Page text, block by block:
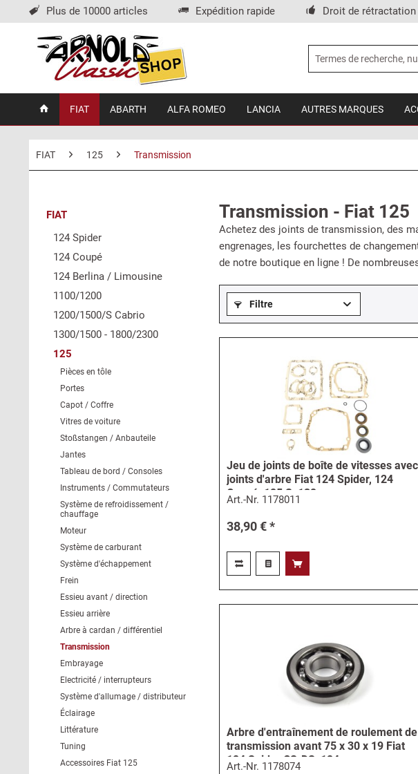
Plus de 10000 articles Expédition rapide Droit de rétractation
FIAT ABARTH ALFA ROMEO LANCIA AUTRES MARQUES
FIAT 125 Transmission
FIAT
124 Spider
124 Coupé
124 Berlina / Limousine
1100/1200
1200/1500/S Cabrio
1300/1500 - 1800/2300
125
Pièces en tôle
Portes
Capot / Coffre
Vitres de voiture
Stoßstangen / Anbauteile
Jantes
Tableau de bord / Consoles
Instruments / Commutateurs
Système de refroidissement /
chauffage
Moteur
Système de carburant
Système d'échappement
Frein
Essieu avant / direction
Essieu arrière
Arbre à cardan / différentiel
Transmission
Embrayage
Electricité / interrupteurs
Système d'allumage / distributeur
Éclairage
Littérature
Tuning
Accessoires Fiat 125
Transmission - Fiat 125
Achetez des joints de transmission, des
engrenages, les fourchettes de
de notre boutique en ligne ! De
Filtre
Jeu de joints de boîte de vitesses avec
joints d'arbre Fiat 124 Spider, 124
Coupé, 125 S, 132
Art.-Nr. 1178011
38,90 € *
Arbre d'entraînement de roulement de
transmission avant 75 x 30 x 19 Fiat
124 Spider CS-DS, 124...
Art.-Nr. 1178074